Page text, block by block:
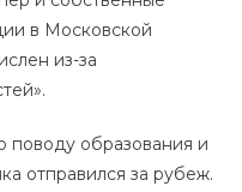
в Московской
из-за
образования и
отправился за рубеж.